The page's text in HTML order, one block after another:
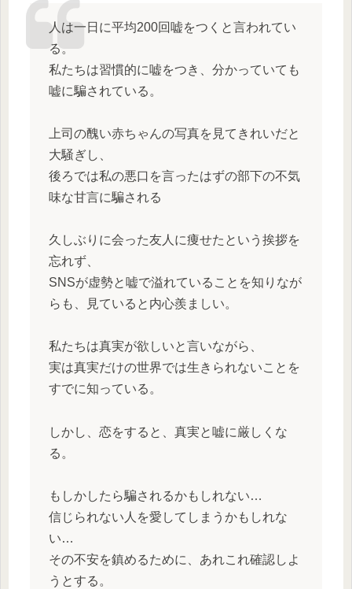
人は一日に平均200回嘘をつくと言われてい
る。
私たちは習慣的に嘘をつき、分かっていても
嘘に騙されている。
上司の醜い赤ちゃんの写真を見てきれいだと
大騒ぎし、
後ろでは私の悪口を言ったはずの部下の不気
味な甘言に騙される
久しぶりに会った友人に痩せたという挨拶を
忘れず、
SNSが虚勢と嘘で溢れていることを知りなが
らも、見ていると内心羨ましい。
私たちは真実が欲しいと言いながら、
実は真実だけの世界では生きられないことを
すでに知っている。
しかし、恋をすると、真実と嘘に厳しくな
る。
もしかしたら騙されるかもしれない…
信じられない人を愛してしまうかもしれな
い…
その不安を鎮めるために、あれこれ確認しよ
うとする。